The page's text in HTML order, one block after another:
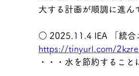
大する計画が順調に進ん
○ 2025.11.4 IEA 「統合
https://tinyurl.com/
・・・水を節約するこ